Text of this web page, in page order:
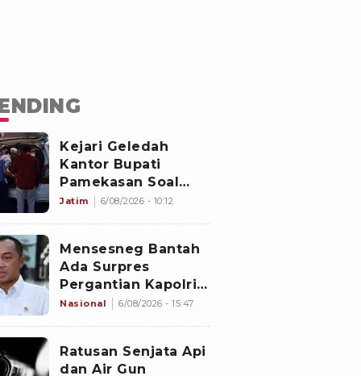
Kejari Geledah
Kantor Bupati
Pamekasan Soal
Dugaan Korupsi
Milliar
Jatim 6/08/2026 - 10:12
Mensesneg Bantah
Ada Surpres
Pergantian Kapolri:
Tidak Ada
Nasional 6/08/2026 - 15:47
Ratusan Senjata Api
dan Air Gun